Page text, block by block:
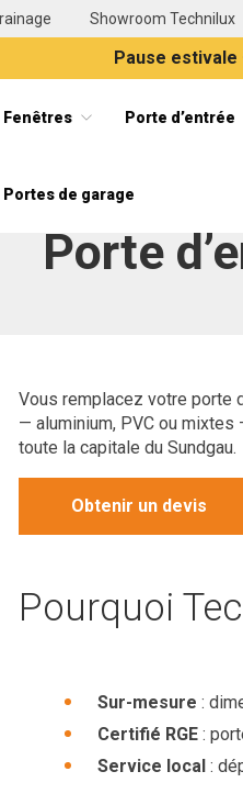
Showroom Technilux
Pause estivale
de fenêtres, volets,
Fenêtres Porte d’entrée
Portes de garage
:
Porte
Vous remplacez votre porte
— aluminium, PVC ou
toute la capitale du Sundgau.
Obtenir un devis
Pourquoi
Sur-mesure :
Certifié RGE :
Service local :